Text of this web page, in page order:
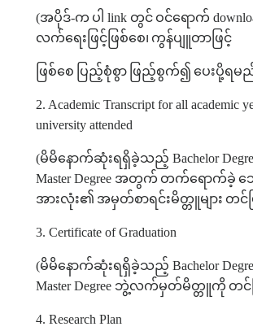
(အပိုဒ်-က ပါ link တွင် ဝင်ရောက်
လက်ရေးဖြင့်ဖြစ်စေ၊ ကွန်ပျူတာဖြင့်
ဖြစ်စေ ပြည့်စုံစွာ ဖြည့်စွက်၍ ပေးပို့ရမ
2. Academic Transcript for all academic
university attended
(မိမိနောက်ဆုံးရရှိခဲ့သည့် Bachelor
Master Degree အတွက် တက်ရောက်ခဲ့ သ
အားလုံး၏ အမှတ်စာရင်းမိတ္တူများ တင်
3. Certificate of Graduation
(မိမိနောက်ဆုံးရရှိခဲ့သည့် Bachelor
Master Degree ဘွဲ့လက်မှတ်မိတ္တူကို တင်
4. Research Plan